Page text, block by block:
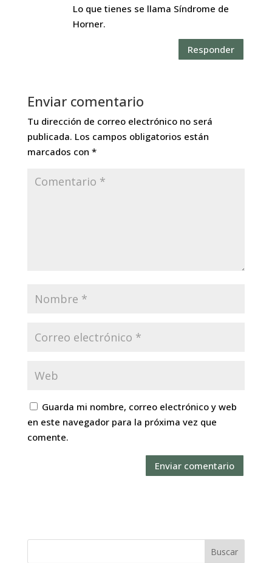
Lo que tienes se llama Síndrome de
Horner.
Responder
Enviar comentario
Tu dirección de correo electrónico no será
publicada. Los campos obligatorios están
marcados con *
Guarda mi nombre, correo electrónico y web
en este navegador para la próxima vez que
comente.
Buscar